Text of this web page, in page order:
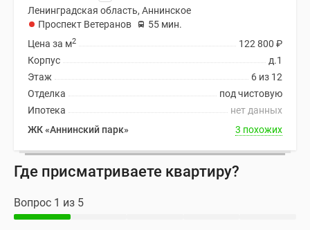
Ленинградская область, Аннинское
Проспект Ветеранов
55 мин.
122 800 ₽
Цена за м2
д.1
Корпус
6 из 12
Этаж
под чистовую
Отделка
нет данных
Ипотека
ЖК «Аннинский парк»
3 похожих
Где присматриваете квартиру?
Вопрос 1 из 5